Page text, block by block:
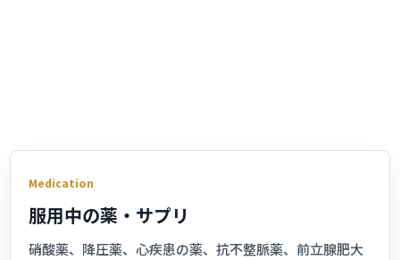
Medication
服用中の薬・サプリ
硝酸薬、降圧薬、心疾患の薬、抗不整脈薬、前立腺肥大